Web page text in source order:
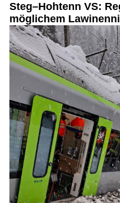
Steg–Hohtenn VS:
möglichem